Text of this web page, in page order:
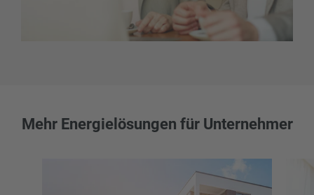
Mehr Energielösungen für Unternehmer